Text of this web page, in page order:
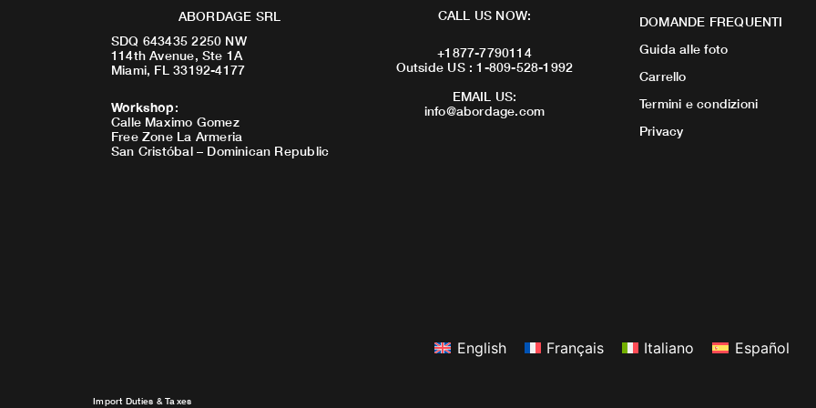
ABORDAGE SRL
SDQ 643435 2250 NW
114th Avenue, Ste 1A
Miami, FL 33192-4177
Workshop:
Calle Maximo Gomez
Free Zone La Armeria
San Cristóbal – Dominican Republic
CALL US NOW:
+1877-7790114
Outside US : 1-809-528-1992
EMAIL US:
info@abordage.com
DOMANDE FREQUENTI
Guida alle foto
Carrello
Termini e condizioni
Privacy
English Français Italiano Español
Import Duties & Taxes